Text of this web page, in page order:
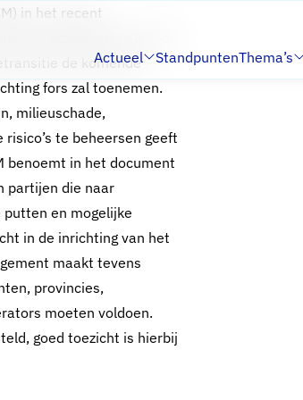
Submenu:
Actueel Standpunten
Submenu:
Thema’s
in het recent
de komende
fors zal toenemen.
milieuschade,
te beheersen geeft
benoemt in het document
partijen die naar
putten en mogelijke
in de inrichting van het
maakt tevens
provincies,
moeten voldoen.
goed toezicht is hierbij